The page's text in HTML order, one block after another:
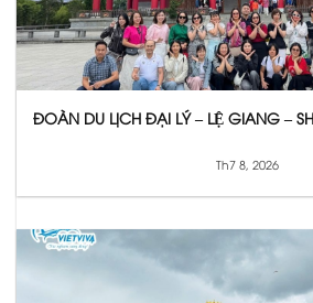
ĐOÀN DU LỊCH ĐẠI LÝ – LỆ GIANG –
Th7 8, 2026